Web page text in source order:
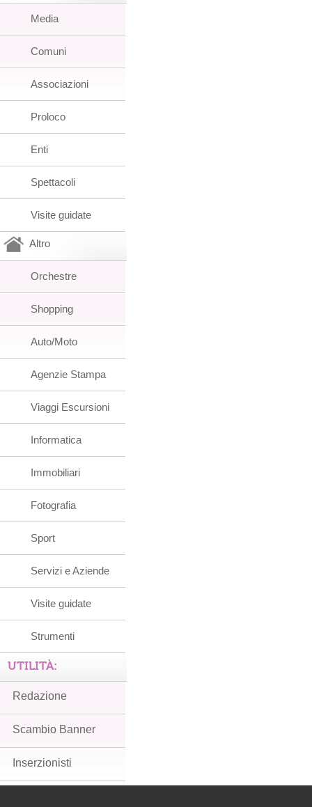
Media
Comuni
Associazioni
Proloco
Enti
Spettacoli
Visite guidate
Altro
Orchestre
Shopping
Auto/Moto
Agenzie Stampa
Viaggi Escursioni
Informatica
Immobiliari
Fotografia
Sport
Servizi e Aziende
Visite guidate
Strumenti
UTILITÀ:
Redazione
Scambio Banner
Inserzionisti